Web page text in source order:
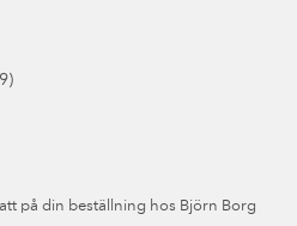
på din beställning hos Björn Borg